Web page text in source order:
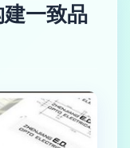
一致品